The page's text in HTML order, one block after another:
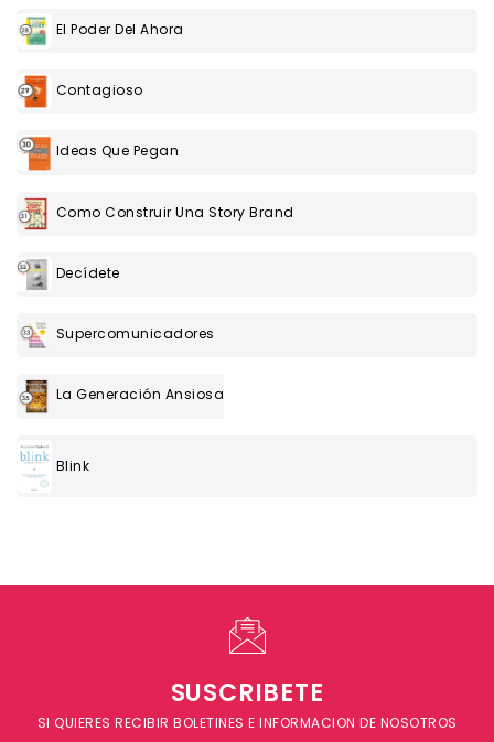
El Poder Del Ahora
Contagioso
Ideas Que Pegan
Como Construir Una Story Brand
Decídete
Supercomunicadores
La Generación Ansiosa
Blink
SUSCRIBETE
SI QUIERES RECIBIR BOLETINES E INFORMACION DE NOSOTROS